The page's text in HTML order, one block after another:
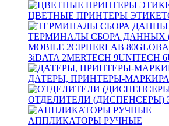
ЦВЕТНЫЕ ПРИНТЕРЫ
ТЕРМИНАЛЫ СБОРА ДАННЫХ
MOBILE 2CIPHERLAB 80
3iDATA 2MERTECH 9UNITECH 6
ДАТЕРЫ, ПРИНТЕРЫ-
ОТДЕЛИТЕЛИ (ДИСПЕНСЕРЫ)
АППЛИКАТОРЫ РУЧНЫЕ